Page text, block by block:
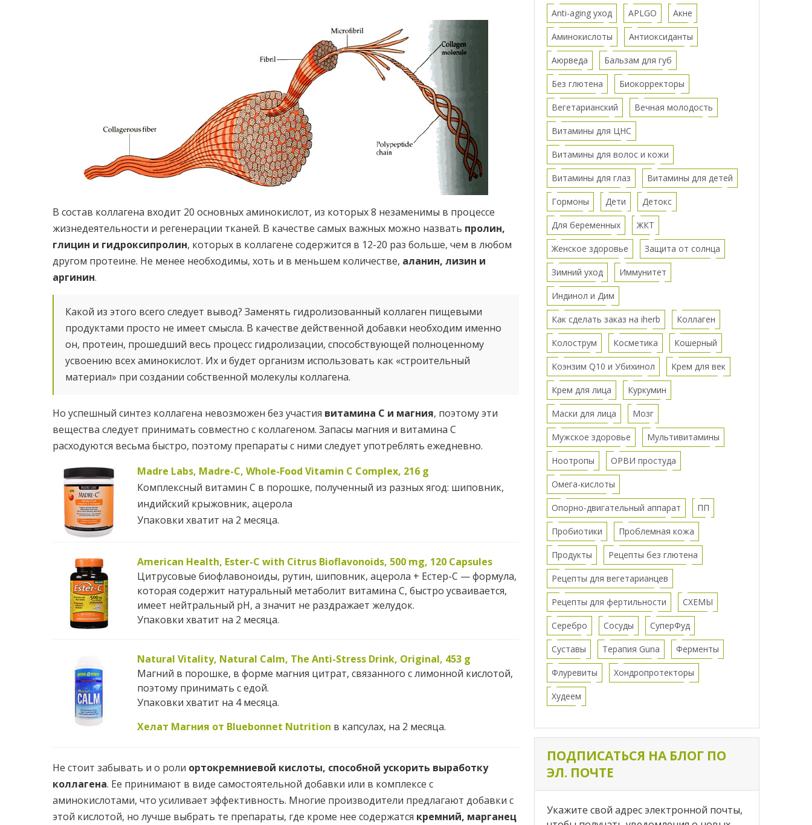
В состав коллагена входит 20 основных аминокислот, из которых 8 незаменимы в процессе
жизнедеятельности и регенерации тканей. В качестве самых важных можно назвать пролин,
глицин и гидроксипролин, которых в коллагене содержится в 12-20 раз больше, чем в любом
другом протеине. Не менее необходимы, хоть и в меньшем количестве, аланин, лизин и
аргинин.
Какой из этого всего следует вывод? Заменять гидролизованный коллаген пищевыми
продуктами просто не имеет смысла. В качестве действенной добавки необходим именно
он, протеин, прошедший весь процесс гидролизации, способствующей полноценному
усвоению всех аминокислот. Их и будет организм использовать как «строительный
материал» при создании собственной молекулы коллагена.
Но успешный синтез коллагена невозможен без участия витамина С и магния, поэтому эти
вещества следует принимать совместно с коллагеном. Запасы магния и витамина С
расходуются весьма быстро, поэтому препараты с ними следует употреблять ежедневно.
Madre Labs, Madre-C, Whole-Food Vitamin C Complex, 216 g
Комплексный витамин С в порошке, полученный из разных ягод: шиповник,
индийский крыжовник, ацерола
Упаковки хватит на 2 месяца.
American Health, Ester-C with Citrus Bioflavonoids, 500 mg, 120 Capsules
Цитрусовые биофлавоноиды, рутин, шиповник, ацерола + Естер-С — формула,
которая содержит натуральный метаболит витамина C, быстро усваивается,
имеет нейтральный рН, а значит не раздражает желудок.
Упаковки хватит на 2 месяца.
Natural Vitality, Natural Calm, The Anti-Stress Drink, Original, 453 g
Магний в порошке, в форме магния цитрат, связанного с лимонной кислотой,
поэтому принимать с едой.
Упаковки хватит на 4 месяца.
Хелат Магния от Bluebonnet Nutrition в капсулах, на 2 месяца.
Не стоит забывать и о роли ортокремниевой кислоты, способной ускорить выработку
коллагена. Ее принимают в виде самостоятельной добавки или в комплексе с
аминокислотами, что усиливает эффективность. Многие производители предлагают добавки с
этой кислотой, но лучше выбрать те препараты, где кроме нее содержатся кремний, марганец
Anti-aging уход APLGO Акне
Аминокислоты Антиоксиданты
Аюрведа Бальзам для губ
Без глютена Биокорректоры
Вегетарианский Вечная молодость
Витамины для ЦНС
Витамины для волос и кожи
Витамины для глаз Витамины для детей
Гормоны Дети Детокс
Для беременных ЖКТ
Женское здоровье Защита от солнца
Зимний уход Иммунитет
Индинол и Дим
Как сделать заказ на iherb Коллаген
Колострум Косметика Кошерный
Коэнзим Q10 и Убихинол Крем для век
Крем для лица Куркумин
Маски для лица Мозг
Мужское здоровье Мультивитамины
Ноотропы ОРВИ простуда
Омега-кислоты
Опорно-двигательный аппарат ПП
Пробиотики Проблемная кожа
Продукты Рецепты без глютена
Рецепты для вегетарианцев
Рецепты для фертильности СХЕМЫ
Серебро Сосуды СуперФуд
Суставы Терапия Guna Ферменты
Флуревиты Хондропротекторы
Худеем
ПОДПИСАТЬСЯ НА БЛОГ ПО
ЭЛ. ПОЧТЕ
Укажите свой адрес электронной почты,